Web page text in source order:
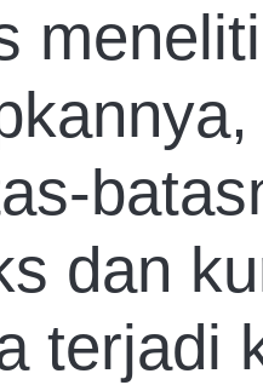
dan
terjadi